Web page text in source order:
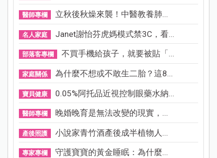
醫師專欄 立秋後秋燥來襲！中醫教養肺...
名人家庭 Janet謝怡芬虎媽模式禁3C，看...
部落客專欄 不買手機給孩子，就要被貼「...
家庭關係 為什麼不想或不敢生二胎？這8...
寶貝健康 0.05%阿托品近視控制眼藥水納...
醫師專欄 晚婚晚育是無法改變的現實，...
產後照護 小說家青竹酒產後成半植物人...
專家專欄 守護寶寶的黃金睡眠：為什麼...